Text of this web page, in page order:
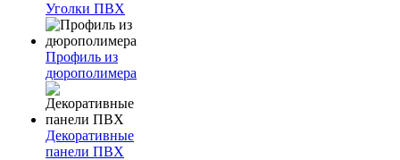
Уголки ПВХ
Профиль из
дюрополимера
Декоративные
панели ПВХ